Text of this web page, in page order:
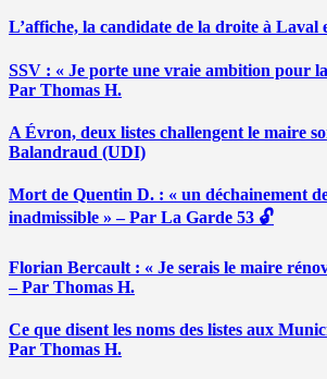
L’affiche, la candidate de la droite à Laval
SSV : « Je porte une vraie ambition pour
Par Thomas H.
A Évron, deux listes challengent le maire
Balandraud (UDI)
Mort de Quentin D. : « un déchainement
inadmissible » – Par La Garde 53 🔓
Florian Bercault : « Je serais le maire
– Par Thomas H.
Ce que disent les noms des listes aux
Par Thomas H.